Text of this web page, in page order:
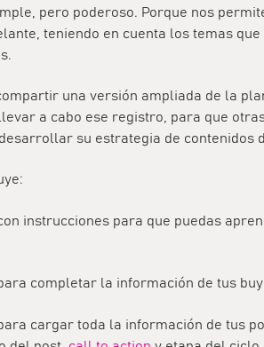
pero poderoso. Porque nos
teniendo en cuenta los temas
una versión ampliada de la
a cabo ese registro, para que
su estrategia de contenidos
instrucciones para que puedas
completar la información de tus
cargar toda la información de tus